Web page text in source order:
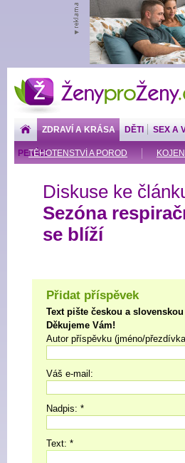
ŽenyproŽeny.cz
ZDRAVÍ A KRÁSA
TĚHOTENSTVÍ A POROD
DĚTI SEX A
PENÍZE
Diskuse ke
Sezóna
se blíží
Přidat příspěvek
Text pište českou a
Děkujeme Vám!
Autor příspěvku (jméno/
Váš e-mail:
Nadpis: *
Text: *